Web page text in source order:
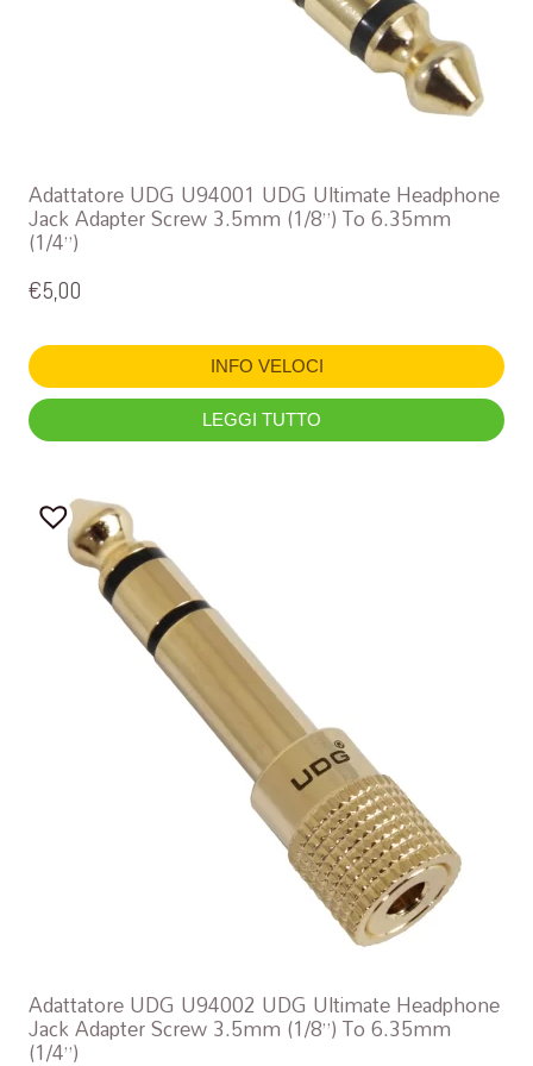
Adattatore UDG U94001 UDG Ultimate Headphone
Jack Adapter Screw 3.5mm (1/8”) To 6.35mm
(1/4”)
€5,00
INFO VELOCI
LEGGI TUTTO
Adattatore UDG U94002 UDG Ultimate Headphone
Jack Adapter Screw 3.5mm (1/8”) To 6.35mm
(1/4”)